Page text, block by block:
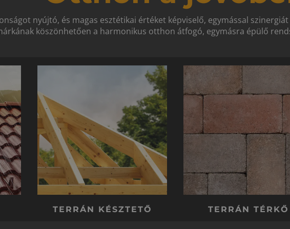
nyújtó, és magas esztétikai értéket képviselő, egymással
köszönhetően a harmonikus otthon átfogó, egymásra épülő
TERRÁN KÉSZTETŐ TERRÁN TÉRKŐ